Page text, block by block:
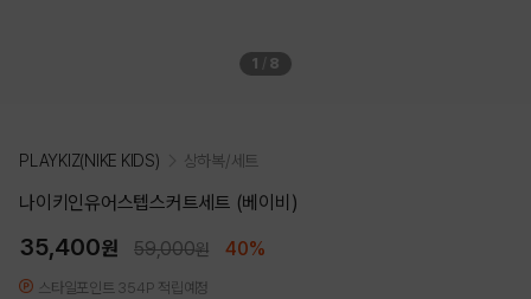
1 / 8
PLAYKIZ(NIKE KIDS) 상하복/세트
나이키인유어스텝스커트세트 (베이비)
35,400원 59,000원 40%
스타일포인트 354P 적립예정